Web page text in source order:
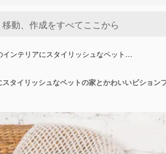
インテリアにスタイリッシュなペット…
タイリッシュなペットの家とかわいいビション